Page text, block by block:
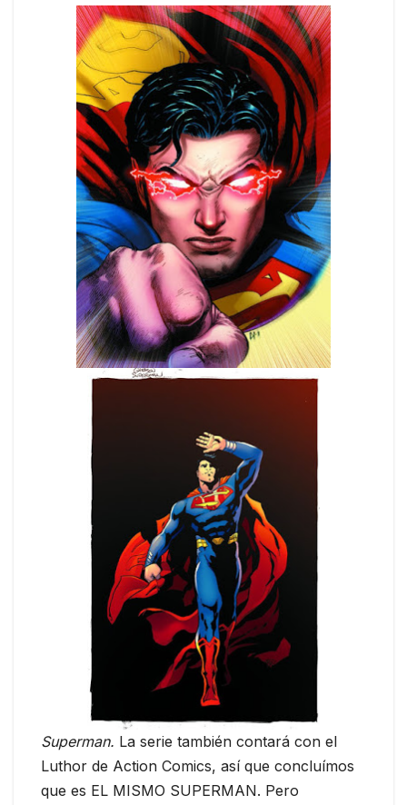
Superman. La serie también contará con el
Luthor de Action Comics, así que concluímos
que es EL MISMO SUPERMAN. Pero